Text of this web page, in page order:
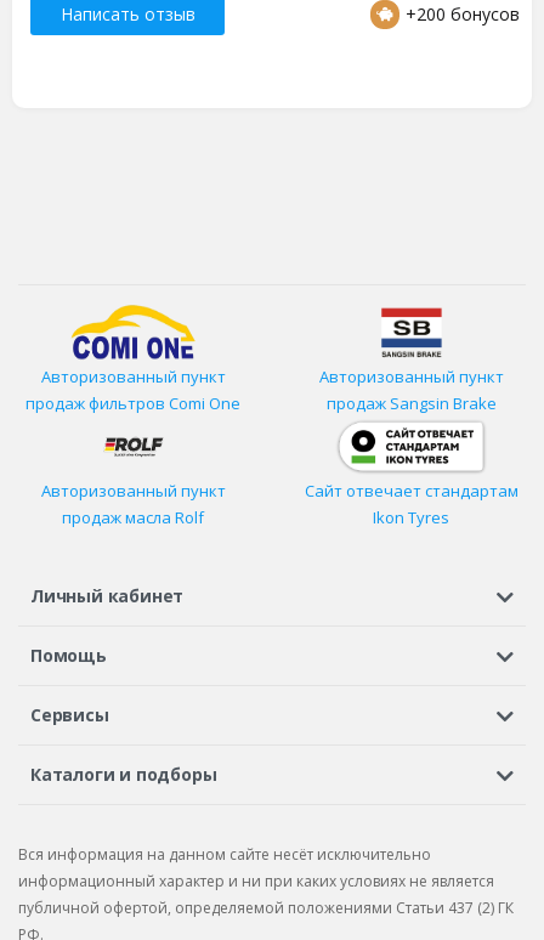
Написать отзыв +200 бонусов
Авторизованный пункт
продаж фильтров Comi One
Авторизованный пункт
продаж Sangsin Brake
Авторизованный пункт
продаж масла Rolf
Сайт отвечает стандартам
Ikon Tyres
Личный кабинет
Регистрация или вход
Помощь
Шины в кредит
Сервисы
Автосервисы
Бонусная программа
Рекламации по услугам
Каталоги и подборы
Подбор запчастей
Каталог запчастей
Вся информация на данном сайте несёт исключительно
информационный характер и ни при каких условиях не является
публичной офертой, определяемой положениями Статьи 437 (2) ГК
РФ.